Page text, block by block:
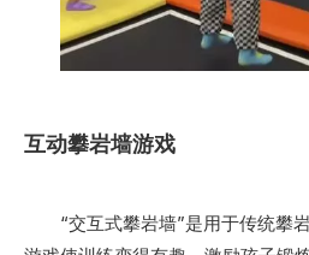
互动攀岩墙游戏
“交互式攀岩墙”是用于传统攀